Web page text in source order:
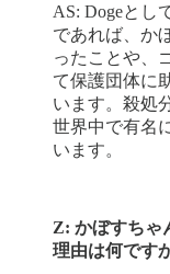
AS: Dogeとし
であれば、か
ったことや、
て保護団体に
います。殺処
世界中で有名
います。
Z: かぼすちゃ
理由は何です